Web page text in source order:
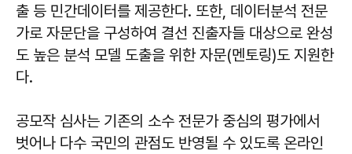
출 등 민간데이터를 제공한다. 또한, 데이터분석 전문
가로 자문단을 구성하여 결선 진출자들 대상으로 완성
도 높은 분석 모델 도출을 위한 자문(멘토링)도 지원한
다.
공모작 심사는 기존의 소수 전문가 중심의 평가에서
벗어나 다수 국민의 관점도 반영될 수 있도록 온라인